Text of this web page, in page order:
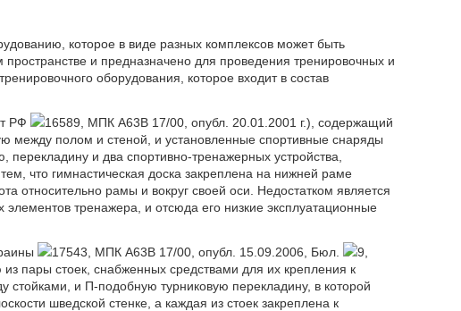
которое в виде разных комплексов может быть
и предназначено для проведения тренировочных и
оборудования, которое входит в состав
РФ
16589, МПК А63В 17/00, опубл. 20.01.2001 г.), содержащий
между полом и стеной, и установленные спортивные снаряды
и два спортивно-тренажерных устройства,
что гимнастическая доска закреплена на нижней раме
относительно рамы и вокруг своей оси. Недостатком является
тренажера, и отсюда его низкие эксплуатационные
17543, МПК А63В 17/00, опубл. 15.09.2006, Бюл.
9,
пары стоек, снабженных средствами для их крепления к
и П-подобную турниковую перекладину, в которой
шведской стенке, а каждая из стоек закреплена к